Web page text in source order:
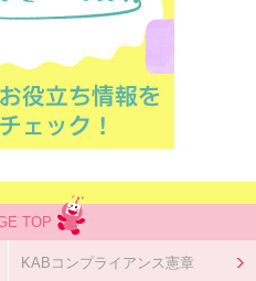
TOP
KABコンプライアンス憲章